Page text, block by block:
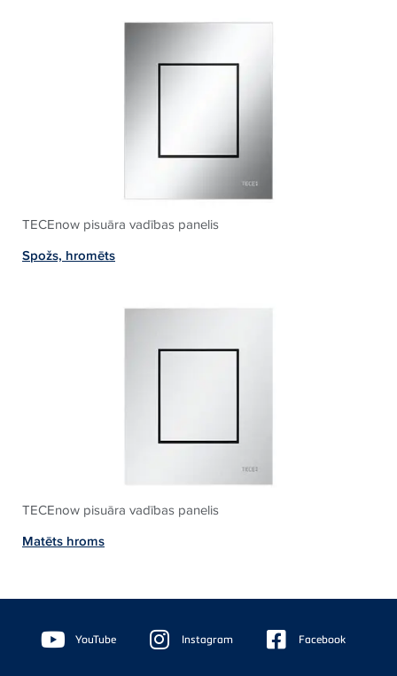
TECEnow pisuāra vadības panelis
Spožs, hromēts
TECEnow pisuāra vadības panelis
Matēts hroms
Floating
Sidebar YouTube Instagram Facebook